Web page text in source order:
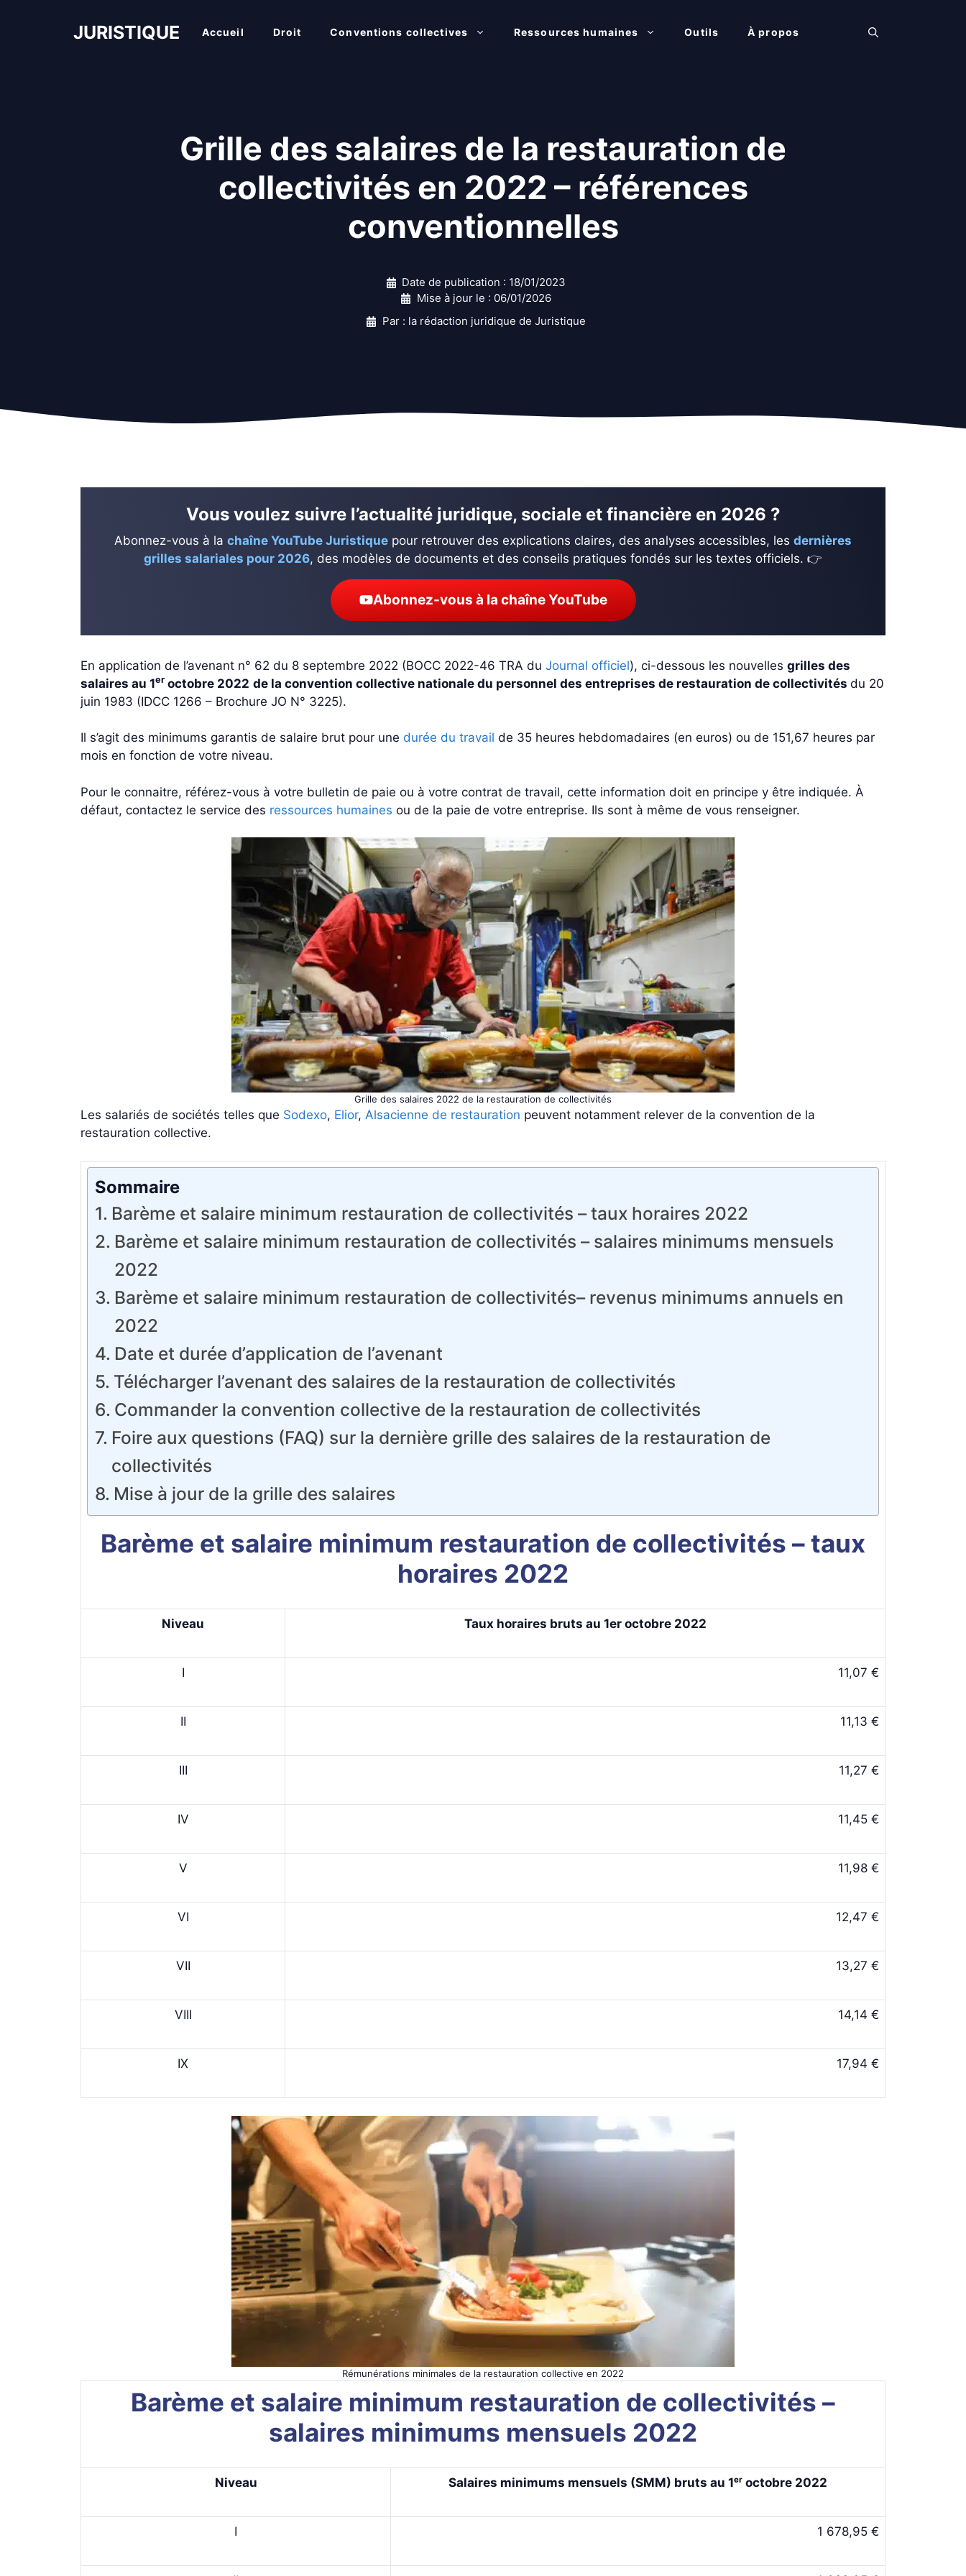
JURISTIQUE Accueil Droit Conventions collectives Ressources humaines Outils À propos
Grille des salaires de la restauration de
collectivités en 2022 – références
conventionnelles
Date de publication : 18/01/2023
Mise à jour le : 06/01/2026
Par : la rédaction juridique de Juristique
Vous voulez suivre l’actualité juridique, sociale et financière en 2026 ?
Abonnez-vous à la chaîne YouTube Juristique pour retrouver des explications claires, des analyses accessibles, les dernières
grilles salariales pour 2026, des modèles de documents et des conseils pratiques fondés sur les textes officiels. 👉
Abonnez-vous à la chaîne YouTube
En application de l’avenant n° 62 du 8 septembre 2022 (BOCC 2022-46 TRA du Journal officiel), ci-dessous les nouvelles grilles des
salaires au 1er octobre 2022 de la convention collective nationale du personnel des entreprises de restauration de collectivités du 20
juin 1983 (IDCC 1266 – Brochure JO N° 3225).
Il s’agit des minimums garantis de salaire brut pour une durée du travail de 35 heures hebdomadaires (en euros) ou de 151,67 heures par
mois en fonction de votre niveau.
Pour le connaitre, référez-vous à votre bulletin de paie ou à votre contrat de travail, cette information doit en principe y être indiquée. À
défaut, contactez le service des ressources humaines ou de la paie de votre entreprise. Ils sont à même de vous renseigner.
Grille des salaires 2022 de la restauration de collectivités
Les salariés de sociétés telles que Sodexo, Elior, Alsacienne de restauration peuvent notamment relever de la convention de la
restauration collective.
Sommaire
Barème et salaire minimum restauration de collectivités – taux horaires 2022
Barème et salaire minimum restauration de collectivités – salaires minimums mensuels
2022
Barème et salaire minimum restauration de collectivités– revenus minimums annuels en
2022
Date et durée d’application de l’avenant
Télécharger l’avenant des salaires de la restauration de collectivités
Commander la convention collective de la restauration de collectivités
Foire aux questions (FAQ) sur la dernière grille des salaires de la restauration de
collectivités
Mise à jour de la grille des salaires
Barème et salaire minimum restauration de collectivités – taux
horaires 2022
Niveau Taux horaires bruts au 1er octobre 2022
I 11,07 €
II 11,13 €
III 11,27 €
IV 11,45 €
V 11,98 €
VI 12,47 €
VII 13,27 €
VIII 14,14 €
IX 17,94 €
Rémunérations minimales de la restauration collective en 2022
Barème et salaire minimum restauration de collectivités –
salaires minimums mensuels 2022
Niveau Salaires minimums mensuels (SMM) bruts au 1ᵉʳ octobre 2022
I 1 678,95 €